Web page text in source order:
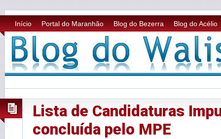
Início Portal do Maranhão Blog do Bezerra Blog do Acélio
Lista de Candidaturas
concluída pelo MPE